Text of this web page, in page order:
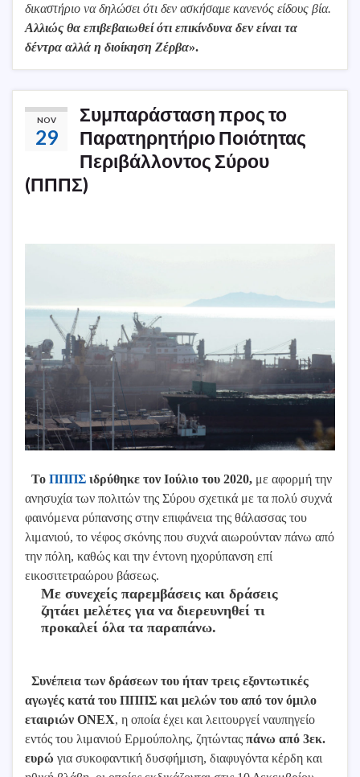
δικαστήριο να δηλώσει ότι δεν ασκήσαμε κανενός είδους βία.
Αλλιώς θα επιβεβαιωθεί ότι επικίνδυνα δεν είναι τα
δέντρα αλλά η διοίκηση Ζέρβα».
NOV
29
Συμπαράσταση προς το
Παρατηρητήριο Ποιότητας
Περιβάλλοντος Σύρου
(ΠΠΠΣ)
Το ΠΠΠΣ ιδρύθηκε τον Ιούλιο του 2020, με αφορμή την
ανησυχία των πολιτών της Σύρου σχετικά με τα πολύ συχνά
φαινόμενα ρύπανσης στην επιφάνεια της θάλασσας του
λιμανιού, το νέφος σκόνης που συχνά αιωρούνταν πάνω από
την πόλη, καθώς και την έντονη ηχορύπανση επί
εικοσιτετραώρου βάσεως.
Με συνεχείς παρεμβάσεις και δράσεις
ζητάει μελέτες για να διερευνηθεί τι
προκαλεί όλα τα παραπάνω.
Συνέπεια των δράσεων του ήταν τρεις εξοντωτικές
αγωγές κατά του ΠΠΠΣ και μελών του από τον όμιλο
εταιριών ONEX, η οποία έχει και λειτουργεί ναυπηγείο
εντός του λιμανιού Ερμούπολης, ζητώντας πάνω από 3εκ.
ευρώ για συκοφαντική δυσφήμιση, διαφυγόντα κέρδη και